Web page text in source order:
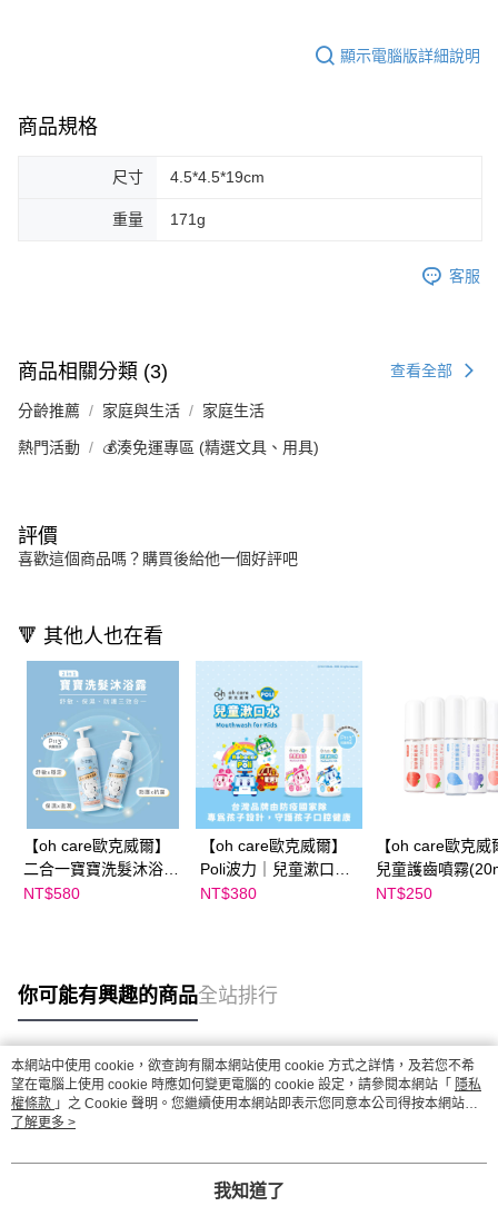
顯示電腦版詳細說明
商品規格
尺寸 4.5*4.5*19cm
重量 171g
客服
商品相關分類 (3) 查看全部
分齡推薦 家庭與生活 家庭生活
熱門活動 💰湊免運專區 (精選文具、用具)
評價
喜歡這個商品嗎？購買後給他一個好評吧
🔻 其他人也在看
【oh care歐克威爾】
二合一寶寶洗髮沐浴露
500ml
NT$580
【oh care歐克威爾】
Poli波力｜兒童漱口水
(350ml)
NT$380
【oh care歐克威
兒童護齒噴霧
NT$250
你可能有興趣的商品全站排行
熱門標籤
本網站中使用 cookie，欲查詢有關本網站使用 cookie 方式之詳情，及若您不希
望在電腦上使用 cookie 時應如何變更電腦的 cookie 設定，請參閱本網站「 隱私
權條款 」之 Cookie 聲明。您繼續使用本網站即表示您同意本公司得按本網站使
用條款之 Cookie 聲明使用 cookie。
了解更多 >
我知道了